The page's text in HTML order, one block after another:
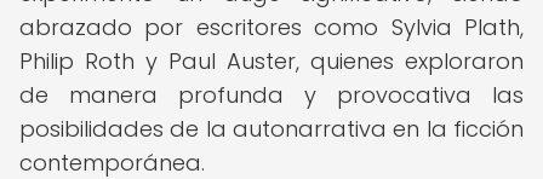
abrazado por escritores como Sylvia Plath,
Philip Roth y Paul Auster, quienes exploraron
de manera profunda y provocativa las
posibilidades de la autonarrativa en la ficción
contemporánea.